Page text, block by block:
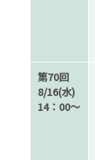
第70回
8/16(水)
14：00～